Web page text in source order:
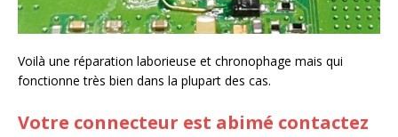
Voilà une réparation laborieuse et chronophage mais qui
fonctionne très bien dans la plupart des cas.
Votre connecteur est abimé contactez